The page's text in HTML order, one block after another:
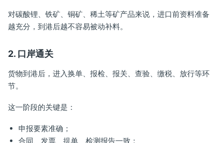
对碳酸锂、铁矿、铜矿、稀土等矿产品来说，进口前资料准备
越充分，到港后越不容易被动补料。
2. 口岸通关
货物到港后，进入换单、报检、报关、查验、缴税、放行等环
节。
这一阶段的关键是：
申报要素准确；
合同、发票、提单、检测报告一致；